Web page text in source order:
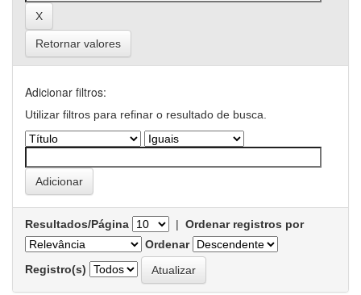
Retornar valores
Adicionar filtros:
Utilizar filtros para refinar o resultado de busca.
Resultados/Página | Ordenar registros por
Ordenar
Registro(s)